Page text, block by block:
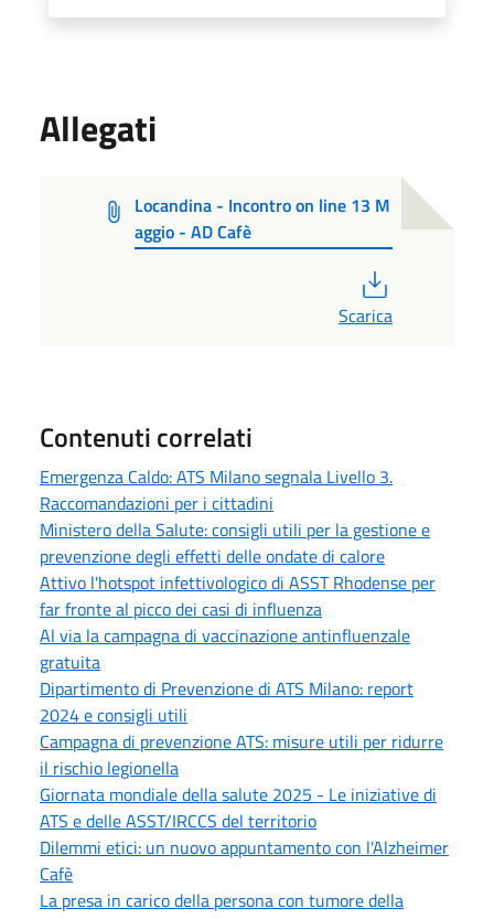
Allegati
Locandina - Incontro on line 13 M
aggio - AD Cafè
Scarica
Contenuti correlati
Emergenza Caldo: ATS Milano segnala Livello 3.
Raccomandazioni per i cittadini
Ministero della Salute: consigli utili per la gestione e
prevenzione degli effetti delle ondate di calore
Attivo l'hotspot infettivologico di ASST Rhodense per
far fronte al picco dei casi di influenza
Al via la campagna di vaccinazione antinfluenzale
gratuita
Dipartimento di Prevenzione di ATS Milano: report
2024 e consigli utili
Campagna di prevenzione ATS: misure utili per ridurre
il rischio legionella
Giornata mondiale della salute 2025 - Le iniziative di
ATS e delle ASST/IRCCS del territorio
Dilemmi etici: un nuovo appuntamento con l'Alzheimer
Cafè
La presa in carico della persona con tumore della